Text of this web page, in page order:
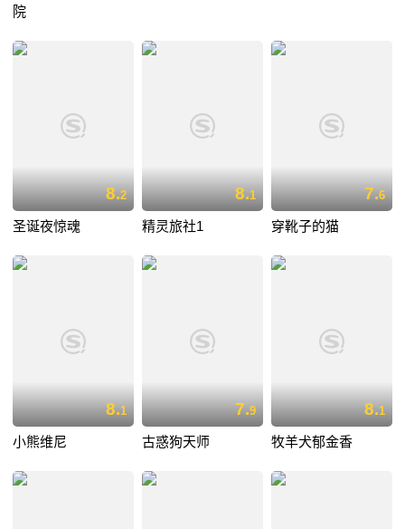
院
8.2
圣诞夜惊魂
8.1
精灵旅社1
7.6
穿靴子的猫
8.1
小熊维尼
7.9
古惑狗天师
8.1
牧羊犬郁金香